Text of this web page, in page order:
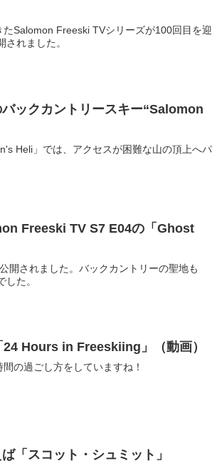
Salomon Freeski TVシリーズが100回目を迎
れました。
ックカントリースキー“Salomon
Heli」では、アクセスが困難な山の頂上へパ
Freeski TV S7 E04の「Ghost
開されました。バックカントリーの聖地も
た。
Hours in Freeskiing」（動画）
の過ごし方をしていますね！
「スコット・シュミット」